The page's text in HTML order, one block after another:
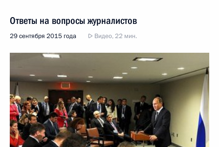
Ответы на вопросы журналистов
29 сентября 2015 года Видео, 22 мин.